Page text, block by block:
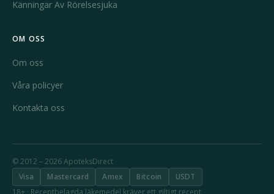
Känningar Av Rörelsesjuka
OM OSS
Om oss
Våra policyer
Kontakta oss
© 2012 – 2026 ApoteksDirect
Visa
Mastercard Amex Bitcoin
USDT
18+ · Receptbelagda läkemedel kräver ett giltigt recept